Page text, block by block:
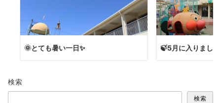
🌞とても暑い一日✨ 🍃5月に入りまし
検索
検索